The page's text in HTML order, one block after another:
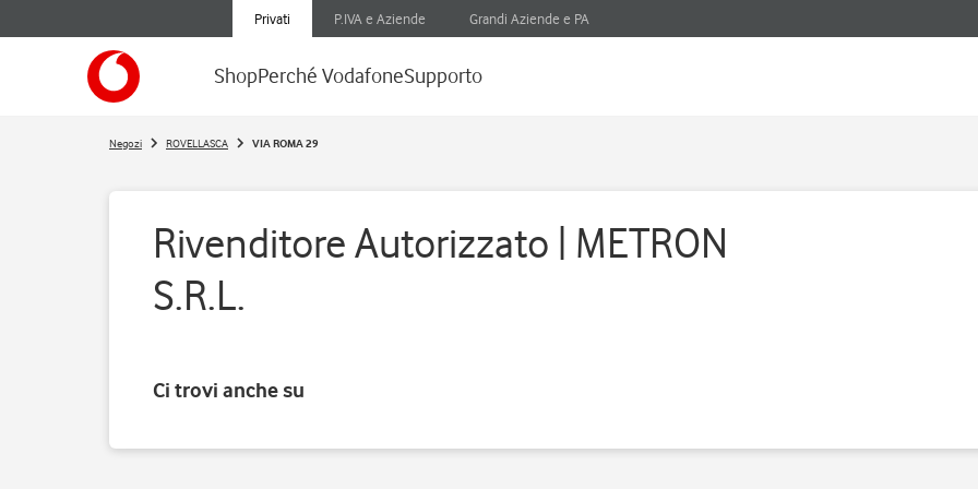
Privati P.IVA e Aziende Grandi Aziende e PA
ShopPerché VodafoneSupporto
Negozi ROVELLASCA VIA ROMA 29
Rivenditore Autorizzato | METRON
S.R.L.
Ci trovi anche su